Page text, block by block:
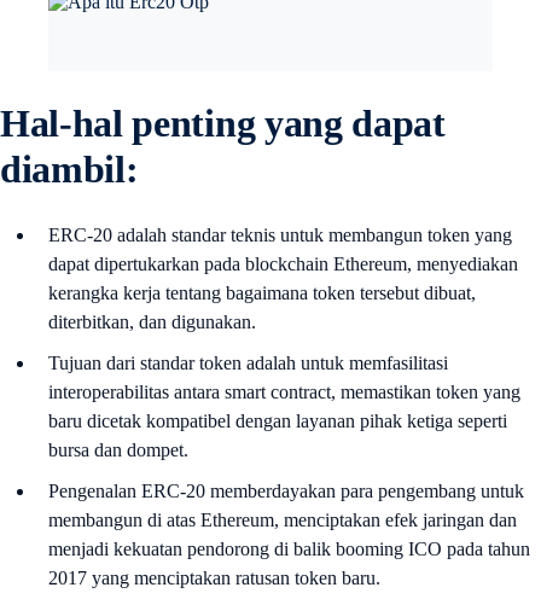
Hal-hal penting yang dapat
diambil:
ERC-20 adalah standar teknis untuk membangun token yang
dapat dipertukarkan pada blockchain Ethereum, menyediakan
kerangka kerja tentang bagaimana token tersebut dibuat,
diterbitkan, dan digunakan.
Tujuan dari standar token adalah untuk memfasilitasi
interoperabilitas antara smart contract, memastikan token yang
baru dicetak kompatibel dengan layanan pihak ketiga seperti
bursa dan dompet.
Pengenalan ERC-20 memberdayakan para pengembang untuk
membangun di atas Ethereum, menciptakan efek jaringan dan
menjadi kekuatan pendorong di balik booming ICO pada tahun
2017 yang menciptakan ratusan token baru.